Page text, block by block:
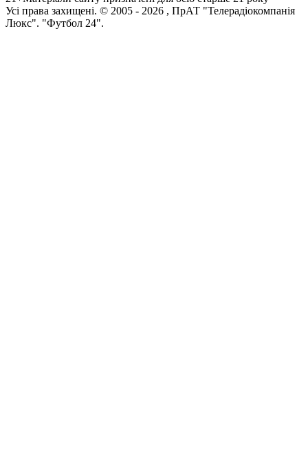
Усi права захищенi. © 2005 - 2026 , ПрАТ "Телерадіокомпанія
Люкс". "Футбол 24".